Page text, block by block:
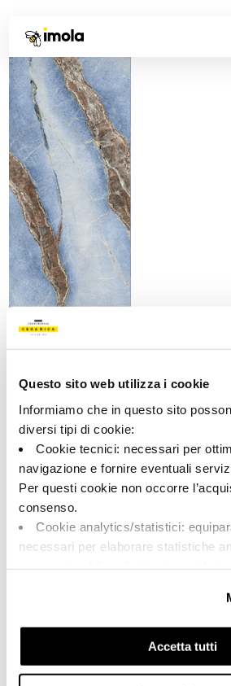
Questo sito web utilizza i cookie
Informiamo che in questo sito
diversi tipi di cookie:
Cookie tecnici: necessari per
navigazione e fornire eventuali
Per questi cookie non occorre
consenso.
Cookie analytics/statistici:
necessari per elaborare statistiche
Cookie di profilazione/marketing:
previo tuo consenso, per esaminare
navigazione e mostrarti quindi avvisi
linea con le tue preferenze.
Accetta tutti
Artikelnummer
188133 | ONI AR6 278
Kollektion
00715
Blau
Typologie:
Schlicht
mattiert
V2
Share: